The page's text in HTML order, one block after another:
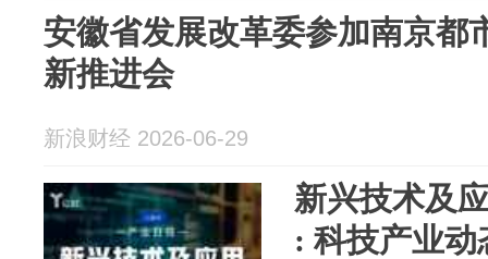
安徽省发展改革委参加南京都
新推进会
新浪财经 2026-06-29
新兴技术及
: 科技产业动